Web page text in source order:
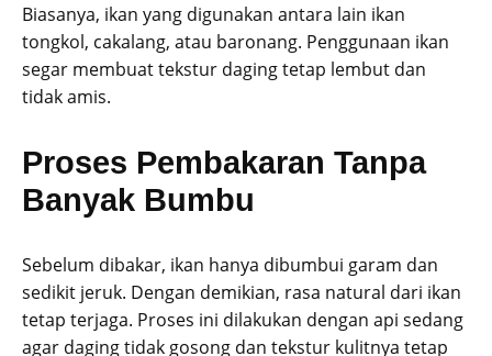
Biasanya, ikan yang digunakan antara lain ikan
tongkol, cakalang, atau baronang. Penggunaan ikan
segar membuat tekstur daging tetap lembut dan
tidak amis.
Proses Pembakaran Tanpa
Banyak Bumbu
Sebelum dibakar, ikan hanya dibumbui garam dan
sedikit jeruk. Dengan demikian, rasa natural dari ikan
tetap terjaga. Proses ini dilakukan dengan api sedang
agar daging tidak gosong dan tekstur kulitnya tetap